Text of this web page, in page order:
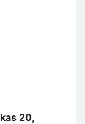
20,